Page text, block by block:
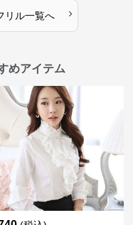
リル一覧へ ›
めアイテム